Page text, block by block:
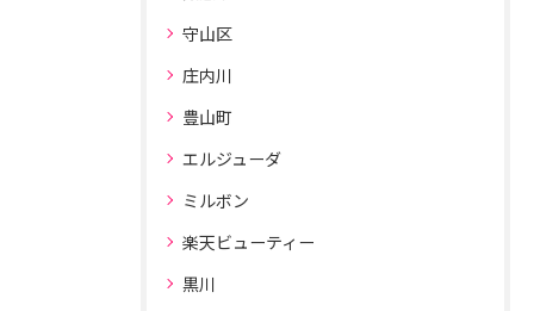
守山区
庄内川
豊山町
エルジューダ
ミルボン
楽天ビューティー
黒川